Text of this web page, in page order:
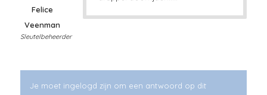
Felice
Veenman
Sleutelbeheerder
Je moet ingelogd zijn om een antwoord op dit